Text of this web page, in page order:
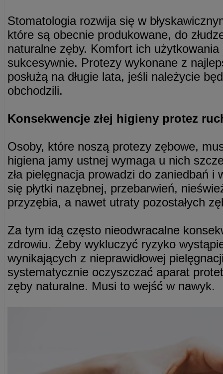
Stomatologia rozwija się w
które są obecnie produkowane, do
naturalne zęby. Komfort ich
sukcesywnie. Protezy wykonane z
posłużą na długie lata, jeśli należycie
obchodzili.
Konsekwencje złej higieny protez
Osoby, które noszą protezy zębowe,
higiena jamy ustnej wymaga u nich
zła pielęgnacja prowadzi do zaniedbań i
się płytki nazębnej, przebarwień,
przyzębia, a nawet utraty pozostałych
Za tym idą często nieodwracalne
zdrowiu. Żeby wykluczyć ryzyko
wynikających z nieprawidłowej
systematycznie oczyszczać aparat
zęby naturalne. Musi to wejść w nawyk.